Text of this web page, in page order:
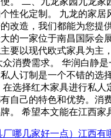
性化定制。 九龙的家
改造，我们都能为您
的一家位于南昌国际会
要以现代欧式家具为主
消费需求。 华润白静
人订制是一个不错的选
选择红木家具进行私
自己的特色和优势。
。 希望本文能在江西家
厂哪几家好一点）江西有